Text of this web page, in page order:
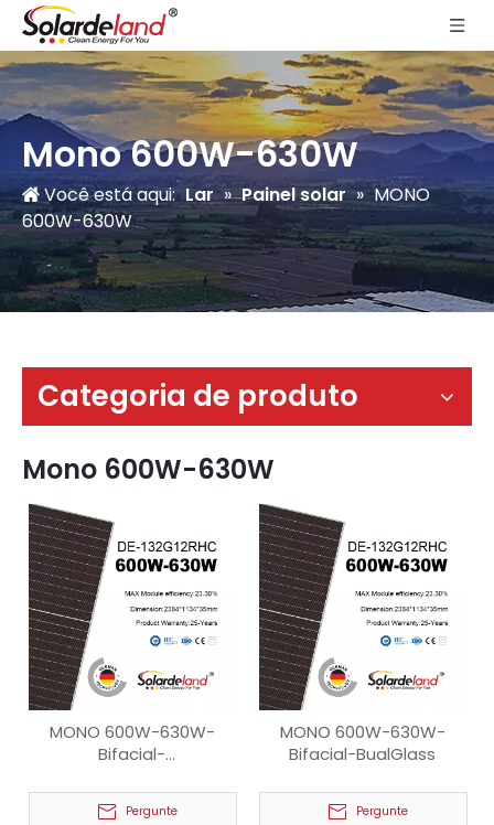
Mono 600W-630W
Você está aqui: Lar » Painel solar » MONO
600W-630W
Categoria de produto
Mono 600W-630W
MONO 600W-630W-
Bifacial-
traseira
Pergunte
MONO 600W-630W-
Bifacial-BualGlass
Pergunte